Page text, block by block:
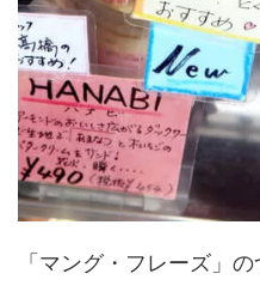
「マング・フレーズ」